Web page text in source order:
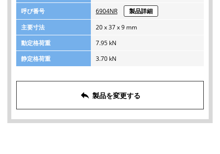
呼び番号
6904NR
製品詳細
主要寸法
20 x 37 x 9 mm
動定格荷重
7.95 kN
静定格荷重
3.70 kN
reply 製品を変更する